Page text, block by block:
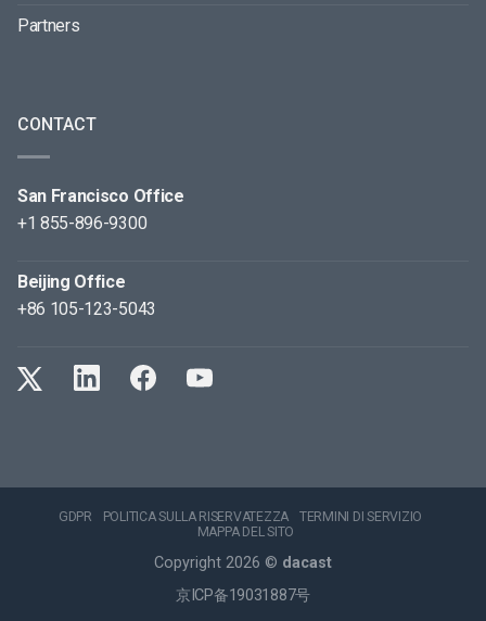
Partners
CONTACT
San Francisco Office
+1 855-896-9300
Beijing Office
+86 105-123-5043
GDPR POLITICA SULLA RISERVATEZZA
TERMINI DI SERVIZIO
MAPPA DEL SITO
Copyright 2026 © dacast
京ICP备19031887号